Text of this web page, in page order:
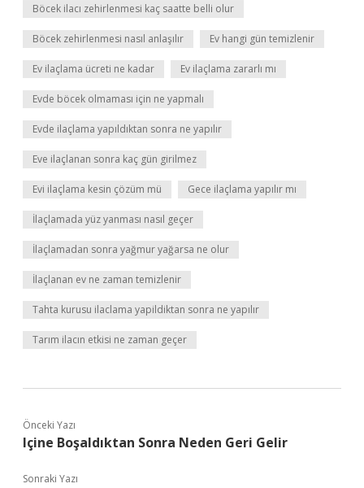
Böcek ilacı zehirlenmesi kaç saatte belli olur
Böcek zehirlenmesi nasıl anlaşılır Ev hangi gün temizlenir
Ev ilaçlama ücreti ne kadar Ev ilaçlama zararlı mı
Evde böcek olmaması için ne yapmalı
Evde ilaçlama yapıldıktan sonra ne yapılır
Eve ilaçlanan sonra kaç gün girilmez
Evi ilaçlama kesin çözüm mü Gece ilaçlama yapılır mı
İlaçlamada yüz yanması nasıl geçer
İlaçlamadan sonra yağmur yağarsa ne olur
İlaçlanan ev ne zaman temizlenir
Tahta kurusu ilaclama yapildiktan sonra ne yapılır
Tarım ilacın etkisi ne zaman geçer
Önceki Yazı
Içine Boşaldıktan Sonra Neden Geri Gelir
Sonraki Yazı